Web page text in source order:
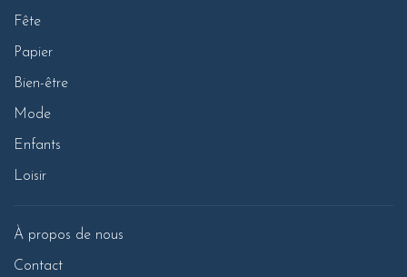
Fête
Papier
Bien-être
Mode
Enfants
Loisir
À propos de nous
Contact